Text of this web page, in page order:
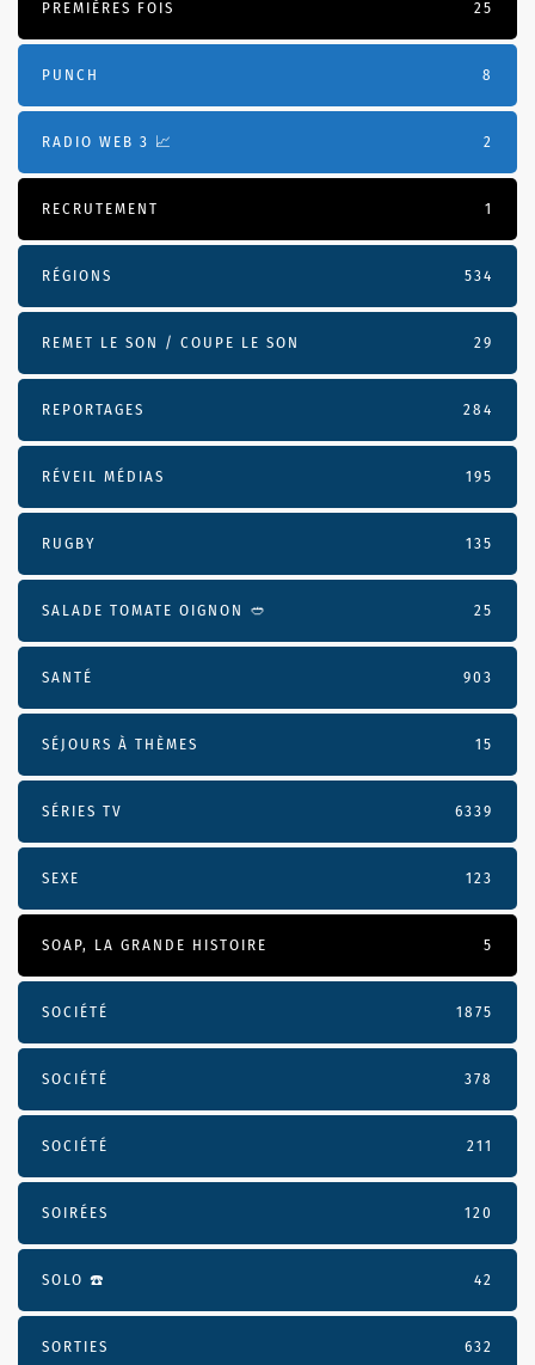
PREMIÈRES FOIS 25
PUNCH 8
RADIO WEB 3 📈 2
RECRUTEMENT 1
RÉGIONS 534
REMET LE SON / COUPE LE SON 29
REPORTAGES 284
RÉVEIL MÉDIAS 195
RUGBY 135
SALADE TOMATE OIGNON 🥙 25
SANTÉ 903
SÉJOURS À THÈMES 15
SÉRIES TV 6339
SEXE 123
SOAP, LA GRANDE HISTOIRE 5
SOCIÉTÉ 1875
SOCIÉTÉ 378
SOCIÉTÉ 211
SOIRÉES 120
SOLO ☎️ 42
SORTIES 632